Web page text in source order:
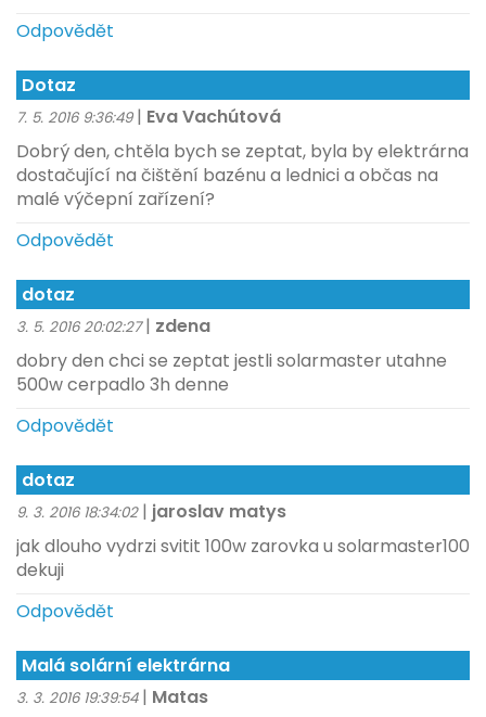
Odpovědět
Dotaz
7. 5. 2016 9:36:49 | Eva Vachútová
Dobrý den, chtěla bych se zeptat, byla by elektrárna
dostačující na čištění bazénu a lednici a občas na
malé výčepní zařízení?
Odpovědět
dotaz
3. 5. 2016 20:02:27 | zdena
dobry den chci se zeptat jestli solarmaster utahne
500w cerpadlo 3h denne
Odpovědět
dotaz
9. 3. 2016 18:34:02 | jaroslav matys
jak dlouho vydrzi svitit 100w zarovka u solarmaster100
dekuji
Odpovědět
Malá solární elektrárna
3. 3. 2016 19:39:54 | Matas